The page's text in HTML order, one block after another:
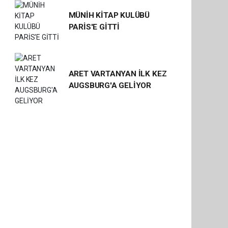
MÜNİH KİTAP KULÜBÜ
PARİS'E GİTTİ
ARET VARTANYAN İLK KEZ
AUGSBURG'A GELİYOR